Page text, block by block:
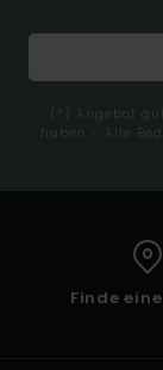
(*) Angebot
haben - Alle
Finde